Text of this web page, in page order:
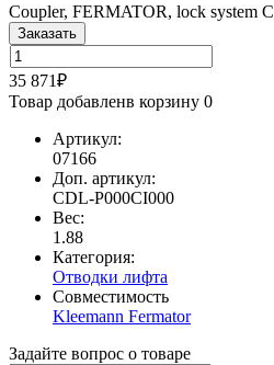
Coupler, FERMATOR, lock system
Заказать
35 871₽
Товар добавленв корзину 0
Артикул:
07166
Доп. артикул:
CDL-P000CI000
Вес:
1.88
Категория:
Отводки лифта
Совместимость
Kleemann Fermator
Задайте вопрос о товаре